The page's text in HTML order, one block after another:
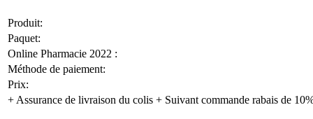
Produit:
Paquet:
Online Pharmacie 2022 :
Méthode de paiement:
Prix:
+ Assurance de livraison du colis + Suivant commande rabais de